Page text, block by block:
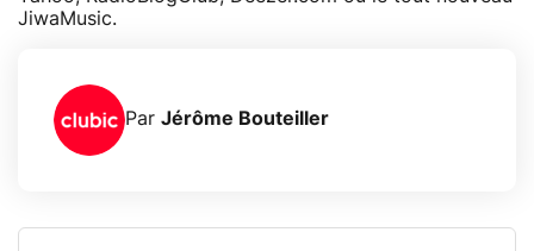
JiwaMusic.
Par Jérôme Bouteiller